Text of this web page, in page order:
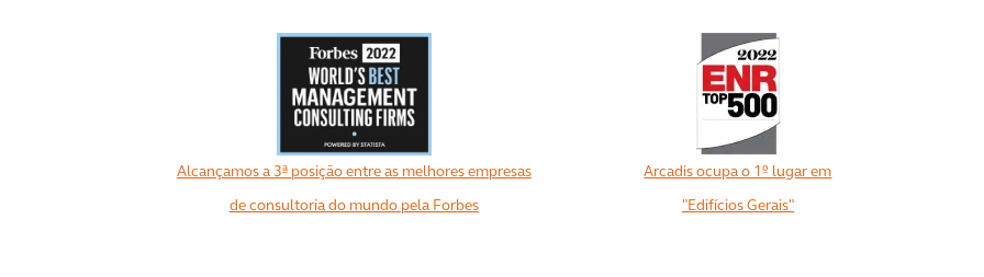
Alcançamos a 3ª posição entre as melhores empresas
de consultoria do mundo pela Forbes
Arcadis ocupa o 1º lugar em
"Edifícios Gerais"